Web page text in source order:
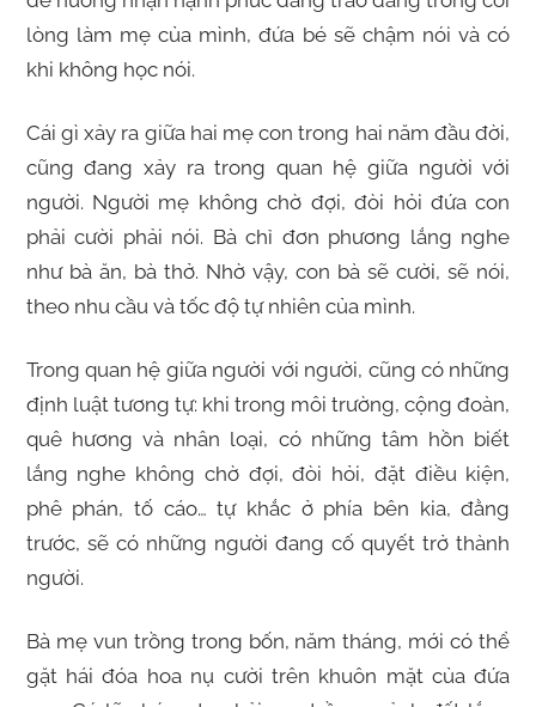
lòng làm mẹ của mình, đứa bé sẽ chậm nói và có
khi không học nói.
Cái gì xảy ra giữa hai mẹ con trong hai năm đầu đời,
cũng đang xảy ra trong quan hệ giữa người với
người. Người mẹ không chờ đợi, đòi hỏi đứa con
phải cười phải nói. Bà chỉ đơn phương lắng nghe
như bà ăn, bà thở. Nhờ vậy, con bà sẽ cười, sẽ nói,
theo nhu cầu và tốc độ tự nhiên của mình.
Trong quan hệ giữa người với người, cũng có những
định luật tương tự: khi trong môi trường, cộng đoàn,
quê hương và nhân loại, có những tâm hồn biết
lắng nghe không chờ đợi, đòi hỏi, đặt điều kiện,
phê phán, tố cáo… tự khắc ở phía bên kia, đằng
trước, sẽ có những người đang cố quyết trở thành
người.
Bà mẹ vun trồng trong bốn, năm tháng, mới có thể
gặt hái đóa hoa nụ cười trên khuôn mặt của đứa